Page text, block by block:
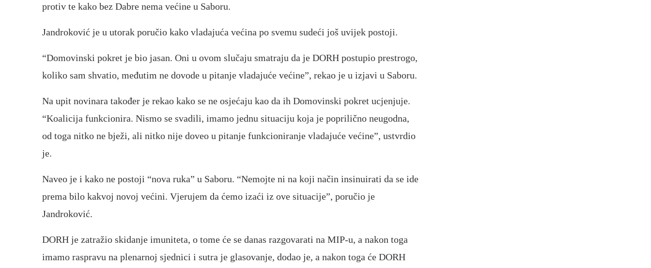
protiv te kako bez Dabre nema većine u Saboru.
Jandroković je u utorak poručio kako vladajuća većina po svemu sudeći još uvijek postoji.
“Domovinski pokret je bio jasan. Oni u ovom slučaju smatraju da je DORH postupio prestrogo,
koliko sam shvatio, međutim ne dovode u pitanje vladajuće većine”, rekao je u izjavi u Saboru.
Na upit novinara također je rekao kako se ne osjećaju kao da ih Domovinski pokret ucjenjuje.
“Koalicija funkcionira. Nismo se svadili, imamo jednu situaciju koja je poprilično neugodna,
od toga nitko ne bježi, ali nitko nije doveo u pitanje funkcioniranje vladajuće većine”, ustvrdio
je.
Naveo je i kako ne postoji “nova ruka” u Saboru. “Nemojte ni na koji način insinuirati da se ide
prema bilo kakvoj novoj većini. Vjerujem da ćemo izaći iz ove situacije”, poručio je
Jandroković.
DORH je zatražio skidanje imuniteta, o tome će se danas razgovarati na MIP-u, a nakon toga
imamo raspravu na plenarnoj sjednici i sutra je glasovanje, dodao je, a nakon toga će DORH